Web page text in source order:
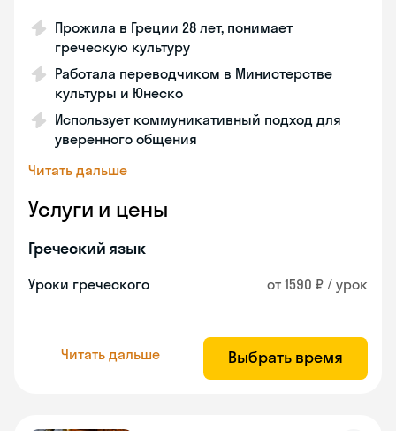
Прожила в Греции 28 лет, понимает
греческую культуру
Работала переводчиком в Министерстве
культуры и Юнеско
Использует коммуникативный подход для
уверенного общения
Читать дальше
Услуги и цены
Греческий язык
Уроки греческого от 1590 ₽ / урок
Читать дальше Выбрать время